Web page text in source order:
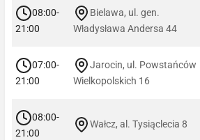
08:00-
21:00
Bielawa, ul. gen.
Władysława Andersa 44
07:00-
21:00
Jarocin, ul. Powstańców
Wielkopolskich 16
08:00-
21:00
Wałcz, al. Tysiąclecia 8